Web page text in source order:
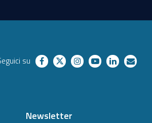
su facebooktwitterinstagram
youtubelinkedin
Newsletter